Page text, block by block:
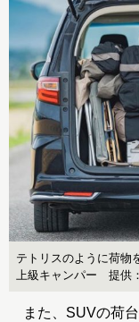
テトリスのように荷物
上級キャンパー 提供
また、SUVの荷台